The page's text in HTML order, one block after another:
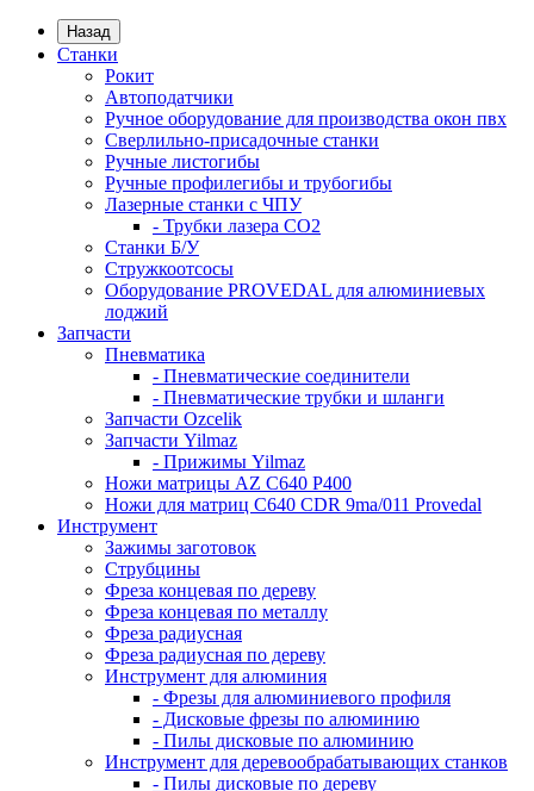
Назад
Станки
Рокит
Автоподатчики
Ручное оборудование для производства окон пвх
Сверлильно-присадочные станки
Ручные листогибы
Ручные профилегибы и трубогибы
Лазерные станки с ЧПУ
- Трубки лазера CO2
Станки Б/У
Стружкоотсосы
Оборудование PROVEDAL для алюминиевых
лоджий
Запчасти
Пневматика
- Пневматические соединители
- Пневматические трубки и шланги
Запчасти Ozcelik
Запчасти Yilmaz
- Прижимы Yilmaz
Ножи матрицы AZ C640 P400
Ножи для матриц C640 CDR 9ma/011 Provedal
Инструмент
Зажимы заготовок
Струбцины
Фреза концевая по дереву
Фреза концевая по металлу
Фреза радиусная
Фреза радиусная по дереву
Инструмент для алюминия
- Фрезы для алюминиевого профиля
- Дисковые фрезы по алюминию
- Пилы дисковые по алюминию
Инструмент для деревообрабатывающих станков
- Пилы дисковые по дереву